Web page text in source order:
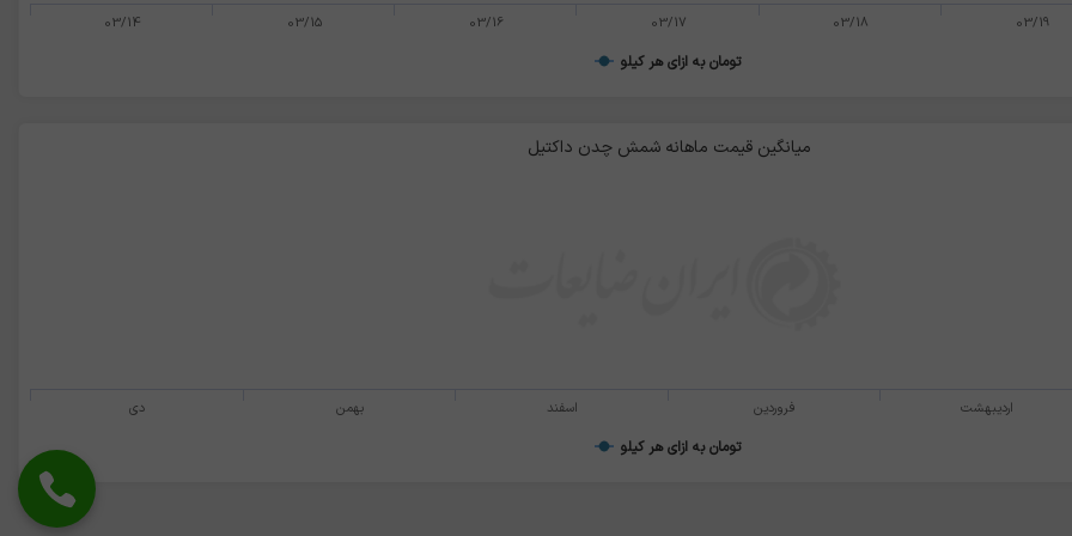
تومان به ازای هر کیلو
03/14 03/15 03/16 03/17 03/18 03/19
میانگین قیمت ماهانه شمش چدن داکتیل
تومان به ازای هر کیلو
دی بهمن اسفند فروردین اردیبهشت